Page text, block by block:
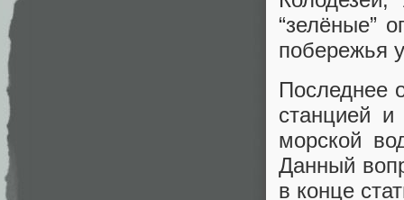
“зелёные”
побережья
Последнее
станцией
морской
Данный
в конце